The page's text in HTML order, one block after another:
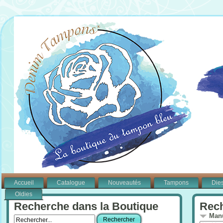
Accueil Catalogue Nouveautés Tampons
Oldies
Recherche dans la Boutique